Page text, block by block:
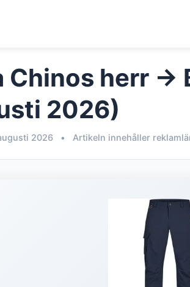
Chinos herr →
2026)
2026 • Artikeln innehåller